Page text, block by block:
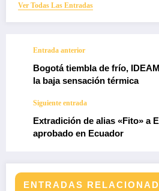
Ver Todas Las Entradas
Entrada anterior
Bogotá tiembla de frío,
la baja sensación térmica
Siguiente entrada
Extradición de alias «Fito» a
aprobado en Ecuador
ENTRADAS